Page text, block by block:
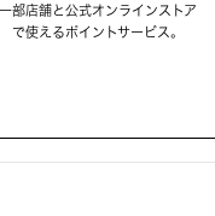
一部店舗と公式オンラインストア
で使えるポイントサービス。